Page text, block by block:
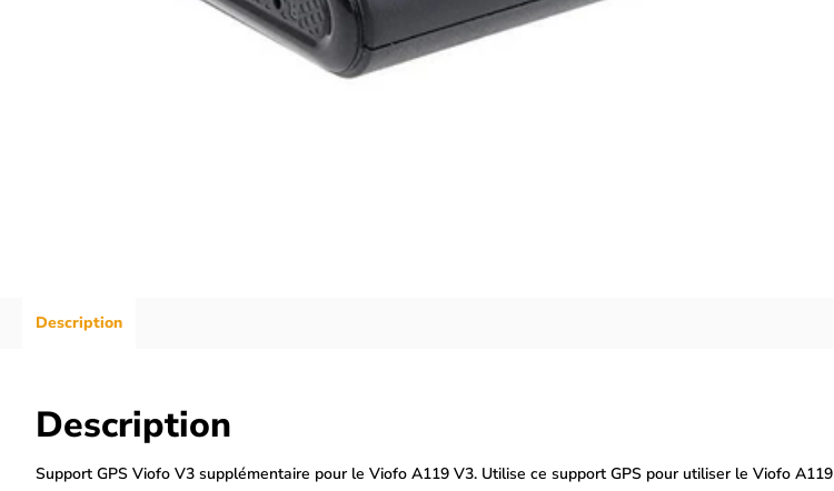
Description
Description
Support GPS Viofo V3 supplémentaire pour le Viofo A119 V3. Utilise ce support GPS pour utiliser le Viofo A119